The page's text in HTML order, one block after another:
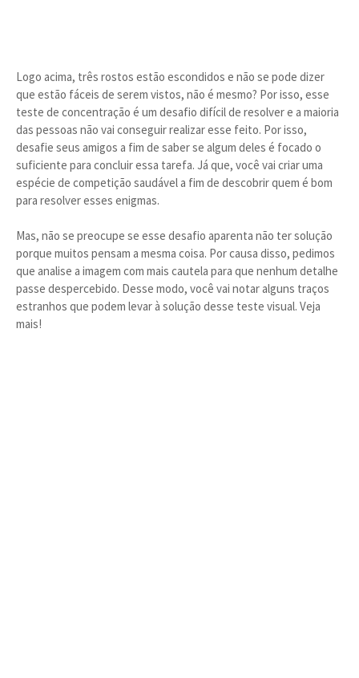
Logo acima, três rostos estão escondidos e não se pode dizer
que estão fáceis de serem vistos, não é mesmo? Por isso, esse
teste de concentração é um desafio difícil de resolver e a maioria
das pessoas não vai conseguir realizar esse feito. Por isso,
desafie seus amigos a fim de saber se algum deles é focado o
suficiente para concluir essa tarefa. Já que, você vai criar uma
espécie de competição saudável a fim de descobrir quem é bom
para resolver esses enigmas.
Mas, não se preocupe se esse desafio aparenta não ter solução
porque muitos pensam a mesma coisa. Por causa disso, pedimos
que analise a imagem com mais cautela para que nenhum detalhe
passe despercebido. Desse modo, você vai notar alguns traços
estranhos que podem levar à solução desse teste visual. Veja
mais!